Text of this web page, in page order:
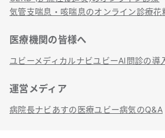
気管支喘息・咳喘息のオンライン診療花
医療機関の皆様へ
ユビーメディカルナビユビーAI問診の導
運営メディア
病院長ナビあすの医療ユビー病気のQ&A